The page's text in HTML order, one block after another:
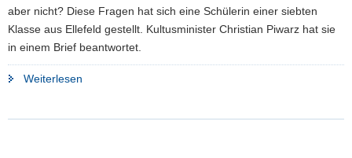
aber nicht? Diese Fragen hat sich eine Schülerin einer siebten
Klasse aus Ellefeld gestellt. Kultusminister Christian Piwarz hat sie
in einem Brief beantwortet.
Weiterlesen